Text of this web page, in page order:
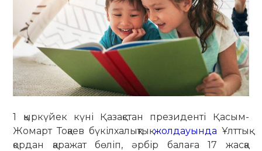
1 қыркүйек күні Қазақстан президенті Қасым-
Жомарт Тоқаев бүкілхалықтықжолдауында Ұлттық
қордан қаражат бөліп, әрбір балаға 17 жасқа